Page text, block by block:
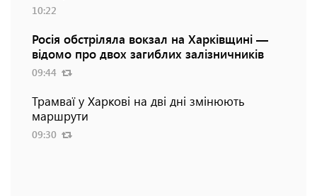
10:22
Росія обстріляла вокзал на Харківщині —
відомо про двох загиблих залізничників
09:44
Трамваї у Харкові на дві дні змінюють
маршрути
09:30